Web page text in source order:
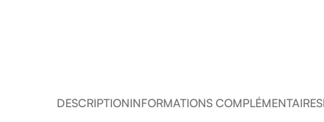
DESCRIPTIONINFORMATIONS COMPLÉMENTAIRES